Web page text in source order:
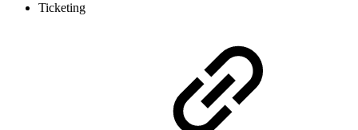
Ticketing